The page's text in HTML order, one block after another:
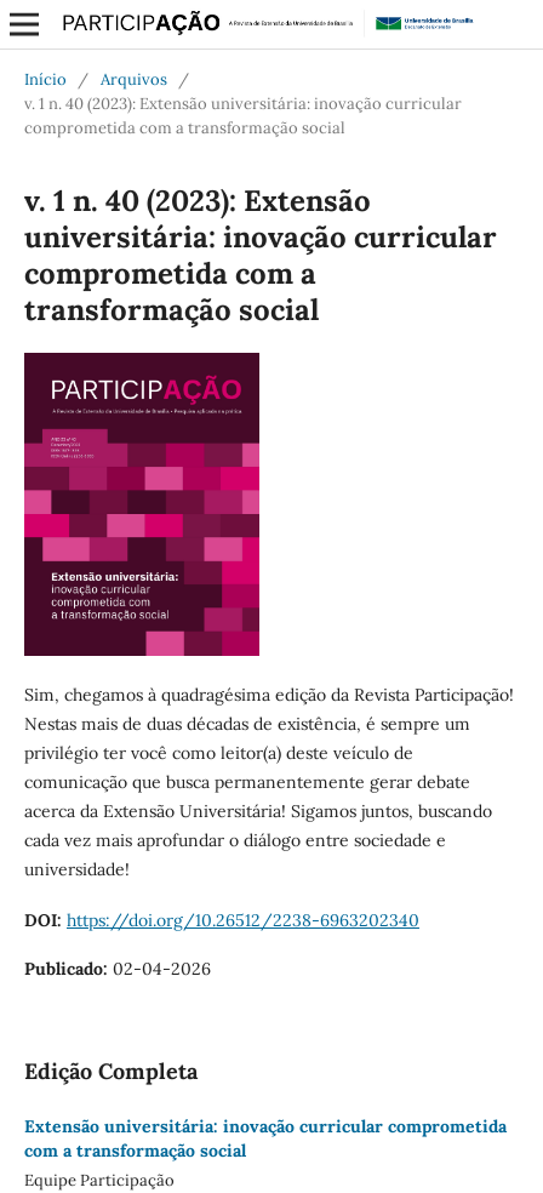
Início / Arquivos
/
v. 1 n. 40 (2023): Extensão universitária: inovação curricular
comprometida com a transformação social
v. 1 n. 40 (2023): Extensão
universitária: inovação curricular
comprometida com a
transformação social
Sim, chegamos à quadragésima edição da Revista Participação!
Nestas mais de duas décadas de existência, é sempre um
privilégio ter você como leitor(a) deste veículo de
comunicação que busca permanentemente gerar debate
acerca da Extensão Universitária! Sigamos juntos, buscando
cada vez mais aprofundar o diálogo entre sociedade e
universidade!
DOI: https://doi.org/10.26512/2238-6963202340
Publicado: 02-04-2026
Edição Completa
Extensão universitária: inovação curricular comprometida
com a transformação social
Equipe Participação